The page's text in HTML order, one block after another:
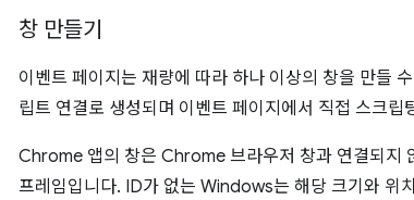
창 만들기
이벤트 페이지는 재량에 따라 하나 이상의 창을 만들
립트 연결로 생성되며 이벤트 페이지에서 직접 스크립
Chrome 앱의 창은 Chrome 브라우저 창과 연결되지
프레임입니다. ID가 없는 Windows는 해당 크기와 위